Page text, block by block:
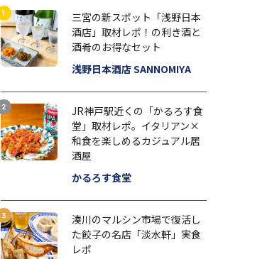
三宮の新スポット「浅野日本
酒店」取材レポ！の利き酒と
酒肴のお得なセット
浅野日本酒店 SANNOMIYA
JR神戸駅近くの「かるろす食
堂」取材レポ。イタリアン×
和食を楽しめるカジュアル居
酒屋
かるろす食堂
湊川のマルシン市場で復活し
た餃子の名店「淡水軒」実食
レポ